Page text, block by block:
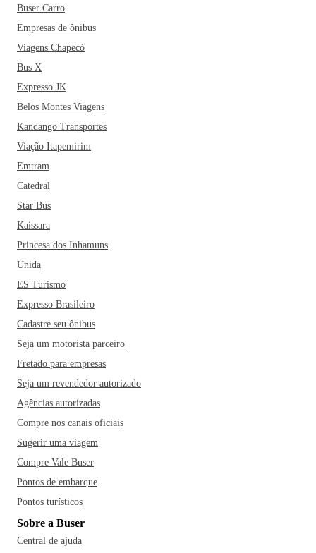
Buser Carro
Empresas de ônibus
Viagens Chapecó
Bus X
Expresso JK
Belos Montes Viagens
Kandango Transportes
Viação Itapemirim
Emtram
Catedral
Star Bus
Kaissara
Princesa dos Inhamuns
Unida
ES Turismo
Expresso Brasileiro
Cadastre seu ônibus
Seja um motorista parceiro
Fretado para empresas
Seja um revendedor autorizado
Agências autorizadas
Compre nos canais oficiais
Sugerir uma viagem
Compre Vale Buser
Pontos de embarque
Pontos turísticos
Sobre a Buser
Central de ajuda